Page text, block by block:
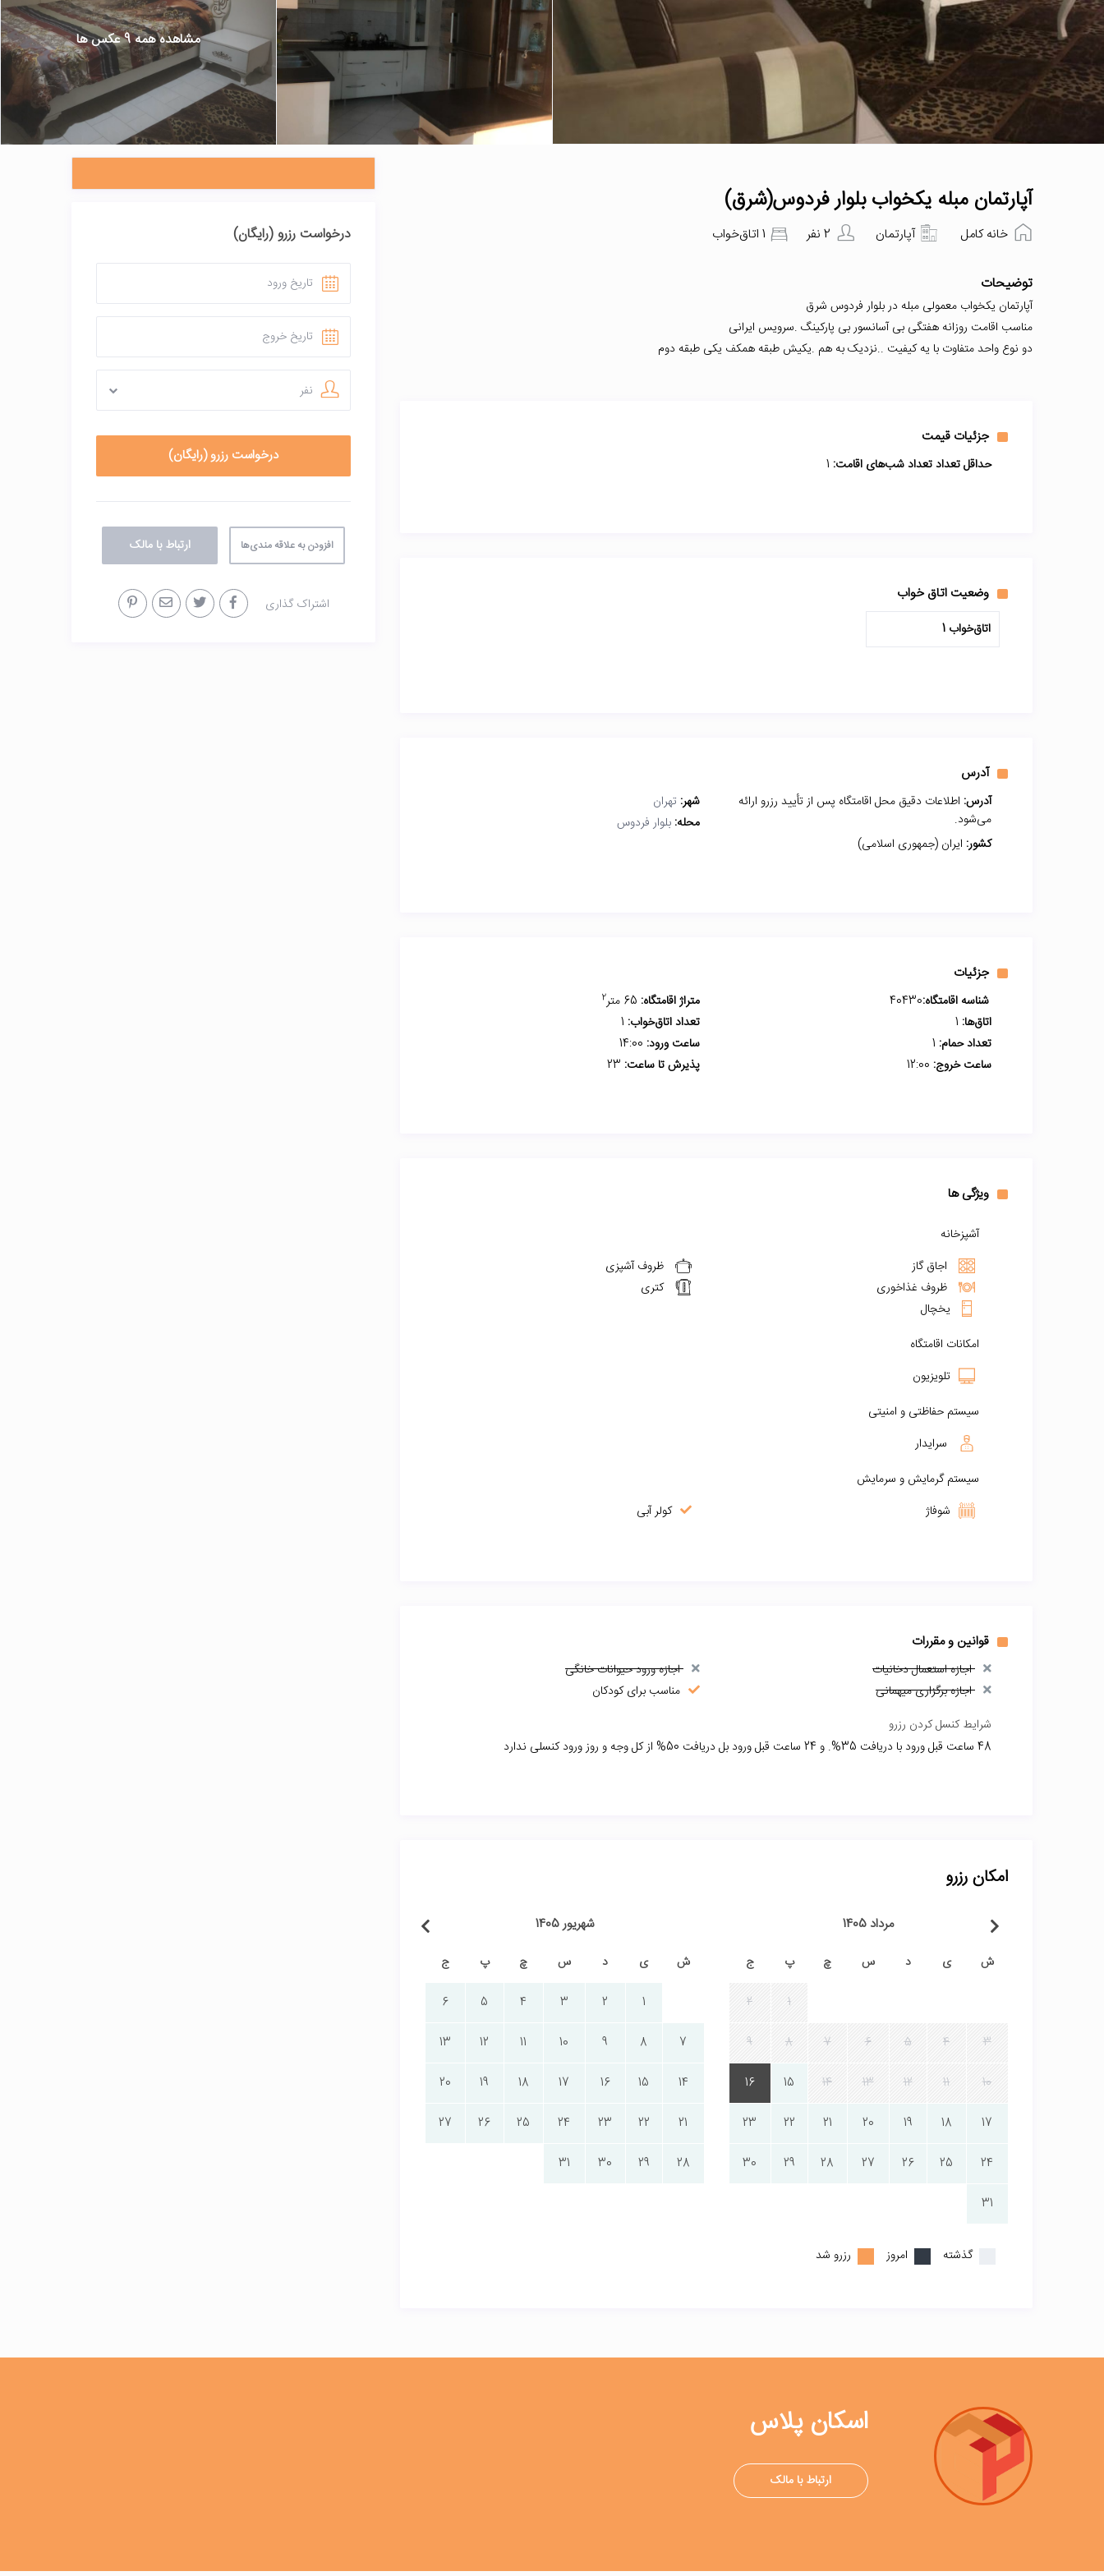
مشاهده همه 9 عکس ها
آپارتمان مبله یکخواب بلوار فردوس(شرق)
خانه کامل آپارتمان 2 نفر 1 اتاق‌خواب
توضیحات
آپارتمان یکخواب معمولی مبله در بلوار فردوس شرق
مناسب اقامت روزانه هفتگی بی آسانسور بی پارکینگ .سرویس ایرانی
دو نوع واحد متفاوت با یه کیفیت ..نزدیک به هم .یکیش طبقه همکف یکی طبقه دوم
جزئیات قیمت
حداقل تعداد تعداد شب‌های اقامت:
وضعیت اتاق خواب
اتاق‌خواب 1
آدرس
آدرس: اطلاعات دقیق محل اقامتگاه پس از تأیید رزرو ارائه
می‌شود.
شهر: تهران
محله: بلوار فردوس
کشور: ایران (جمهوری اسلامی)
جزئیات
شناسه اقامتگاه:40430 متراژ اقامتگاه: 2
اتاق‌ها: تعداد اتاق‌خواب:
تعداد حمام:
ساعت ورود:
ساعت خروج:
پذیرش تا ساعت:
ویژگی ها
آشپزخانه
اجاق گاز
ظروف آشپزی
ظروف غذاخوری
کتری
یخچال
امکانات اقامتگاه
تلویزیون
سیستم حفاظتی و امنیتی
سرایدار
سیستم گرمایش و سرمایش
شوفاژ
کولر آبی
قوانین و مقررات
اجازه استعمال دخانیات
اجازه ورود حیوانات خانگی
اجازه برگزاری میهمانی
مناسب برای کودکان
شرایط کنسل کردن رزرو
48 ساعت قبل ورود با دریافت 35%. و 24 ساعت قبل ورود بل دریافت 50% از کل وجه و روز ورود کنسلی ندارد
امکان رزرو
مرداد 1405
ش ی د س چ پ ج
1
2
3
4
5
6
7
8
9
10
11
12
13
14
15
16
17
18
19
20
21
22
23
24
25
26
27
28
29
30
31
شهریور 1405
ش ی د س چ پ ج
1
2
3
4
5
6
7
8
9
10
11
12
13
14
15
16
17
18
19
20
21
22
23
24
25
26
27
28
29
30
31
گذشته امروز رزرو شد
درخواست رزرو (رایگان)
نفر
افزودن به علاقه مندی‌ها ارتباط با مالک
اشتراک گذاری
اسکان پلاس
ارتباط با مالک